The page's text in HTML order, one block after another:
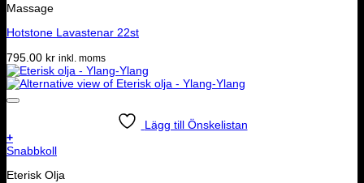
Massage
Hotstone Lavastenar 22st
795.00 kr inkl. moms
Lägg till Önskelistan
+
Snabbkoll
Eterisk Olja